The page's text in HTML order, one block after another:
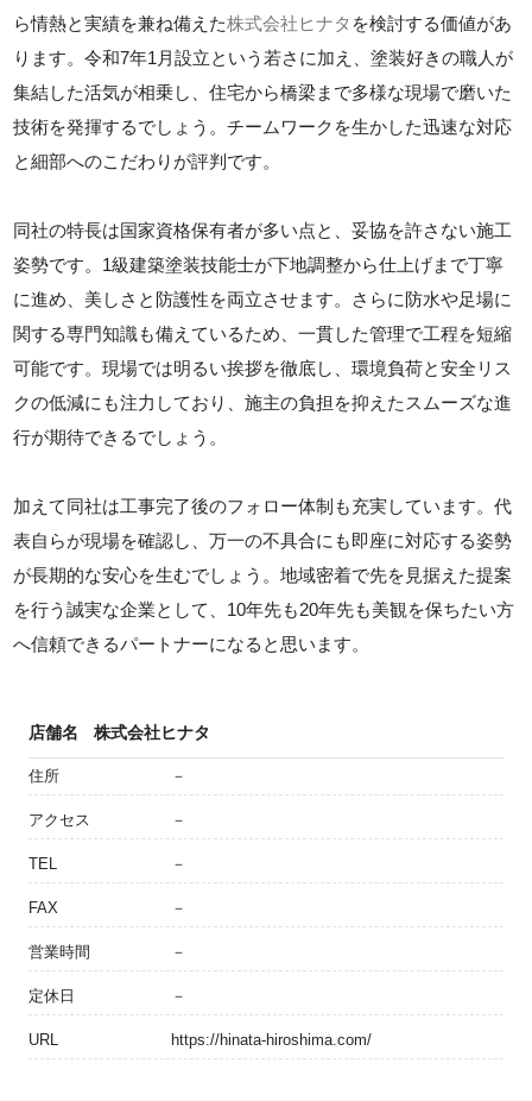
ら情熱と実績を兼ね備えた株式会社ヒナタ を検討する価値があ
ります。令和7年1月設立という若さに加え、塗装好きの職人が
集結した活気が相乗し、住宅から橋梁まで多様な現場で磨いた
技術を発揮するでしょう。チームワークを生かした迅速な対応
と細部へのこだわりが評判です。
同社の特長は国家資格保有者が多い点と、妥協を許さない施工
姿勢です。1級建築塗装技能士が下地調整から仕上げまで丁寧
に進め、美しさと防護性を両立させます。さらに防水や足場に
関する専門知識も備えているため、一貫した管理で工程を短縮
可能です。現場では明るい挨拶を徹底し、環境負荷と安全リス
クの低減にも注力しており、施主の負担を抑えたスムーズな進
行が期待できるでしょう。
加えて同社は工事完了後のフォロー体制も充実しています。代
表自らが現場を確認し、万一の不具合にも即座に対応する姿勢
が長期的な安心を生むでしょう。地域密着で先を見据えた提案
を行う誠実な企業として、10年先も20年先も美観を保ちたい方
へ信頼できるパートナーになると思います。
店舗名 株式会社ヒナタ
住所 －
アクセス －
TEL －
FAX －
営業時間 －
定休日 －
URL https://hinata-hiroshima.com/